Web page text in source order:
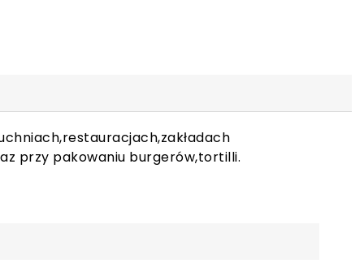
przy pakowaniu burgerów,tortilli.